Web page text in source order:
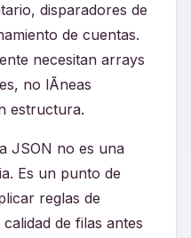
disparadores de
de cuentas.
necesitan arrays
no lÃ­neas
estructura.
JSON no es una
Es un punto de
reglas de
de filas antes